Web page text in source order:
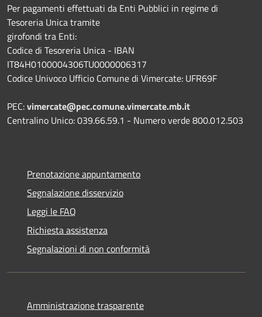
Per pagamenti effettuati da Enti Pubblici in regime di
Tesoreria Unica tramite
girofondi tra Enti:
Codice di Tesoreria Unica - IBAN
IT84H0100004306TU0000006317
Codice Univoco Ufficio Comune di Vimercate: UFR69F
PEC:vimercate@pec.comune.vimercate.mb.it
Centralino Unico: 039.66.59.1 - Numero verde 800.012.503
Prenotazione appuntamento
Segnalazione disservizio
Leggi le FAQ
Richiesta assistenza
Segnalazioni di non conformità
Amministrazione trasparente